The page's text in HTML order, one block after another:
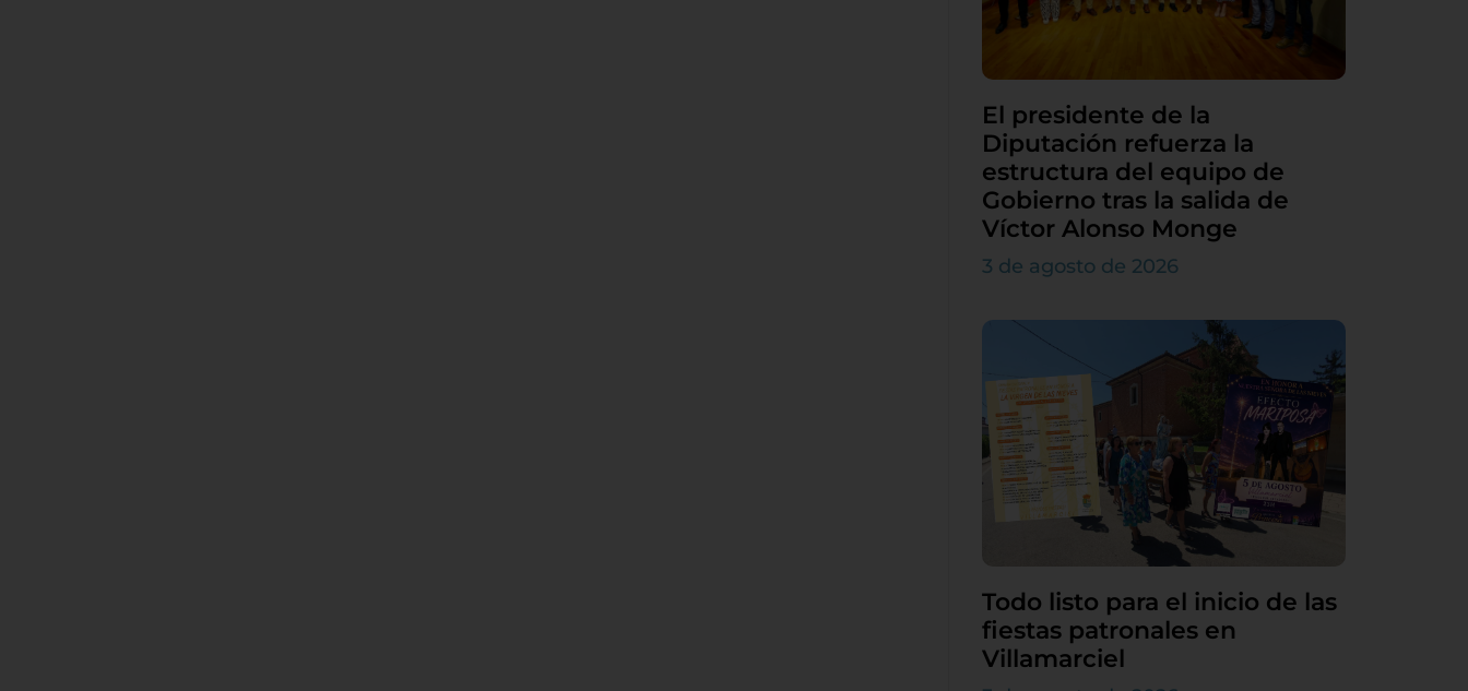
El presidente de la
Diputación refuerza la
estructura del equipo de
Gobierno tras la salida de
Víctor Alonso Monge
3 de agosto de 2026
Todo listo para el inicio de las
fiestas patronales en
Villamarciel